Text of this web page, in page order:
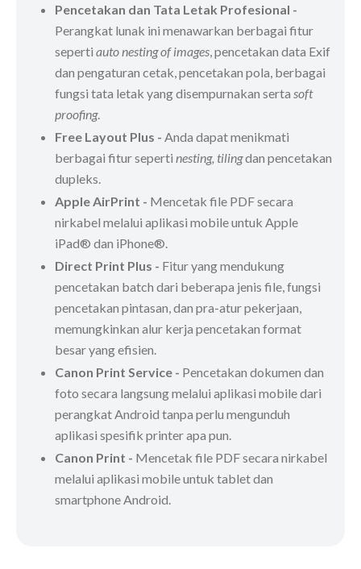
Pencetakan dan Tata Letak Profesional -
Perangkat lunak ini menawarkan berbagai fitur
seperti auto nesting of images, pencetakan data Exif
dan pengaturan cetak, pencetakan pola, berbagai
fungsi tata letak yang disempurnakan serta soft
proofing.
Free Layout Plus - Anda dapat menikmati
berbagai fitur seperti nesting, tilingdan pencetakan
dupleks.
Apple AirPrint - Mencetak file PDF secara
nirkabel melalui aplikasi mobile untuk Apple
iPad® dan iPhone®.
Direct Print Plus - Fitur yang mendukung
pencetakan batch dari beberapa jenis file, fungsi
pencetakan pintasan, dan pra-atur pekerjaan,
memungkinkan alur kerja pencetakan format
besar yang efisien.
Canon Print Service - Pencetakan dokumen dan
foto secara langsung melalui aplikasi mobile dari
perangkat Android tanpa perlu mengunduh
aplikasi spesifik printer apa pun.
Canon Print - Mencetak file PDF secara nirkabel
melalui aplikasi mobile untuk tablet dan
smartphone Android.